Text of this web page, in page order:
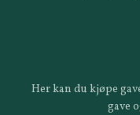
Her kan du kjøpe
gave